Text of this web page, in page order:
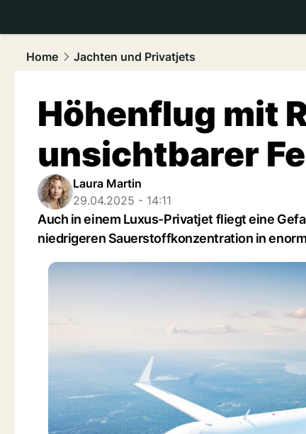
luxury.
Home
Jachten und Privatjets
Höhenflug mit
unsichtbarer
Laura Martin
29.04.2025 - 14:11
Auch in einem Luxus-Privatjet fliegt eine
niedrigeren Sauerstoffkonzentration in